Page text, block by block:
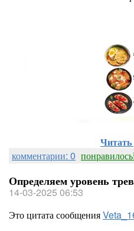
Читать
комментарии: 0 понравилось!
Определяем уровень
14-03-2025 06:53
Это цитата сообщения